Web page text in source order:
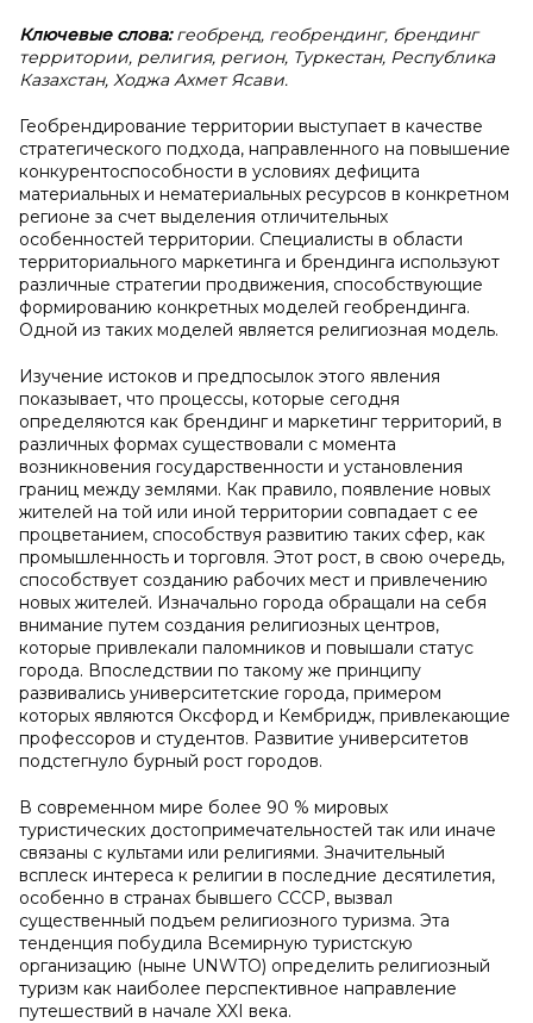
Ключевые слова:геобренд, геобрендинг, брендинг
территории, религия, регион, Туркестан, Республика
Казахстан, Ходжа Ахмет Ясави.
Геобрендирование территории выступает в качестве
стратегического подхода, направленного на повышение
конкурентоспособности в условиях дефицита
материальных и нематериальных ресурсов в конкретном
регионе за счет выделения отличительных
особенностей территории. Специалисты в области
территориального маркетинга и брендинга используют
различные стратегии продвижения, способствующие
формированию конкретных моделей геобрендинга.
Одной из таких моделей является религиозная модель.
Изучение истоков и предпосылок этого явления
показывает, что процессы, которые сегодня
определяются как брендинг и маркетинг территорий, в
различных формах существовали с момента
возникновения государственности и установления
границ между землями. Как правило, появление новых
жителей на той или иной территории совпадает с ее
процветанием, способствуя развитию таких сфер, как
промышленность и торговля. Этот рост, в свою очередь,
способствует созданию рабочих мест и привлечению
новых жителей. Изначально города обращали на себя
внимание путем создания религиозных центров,
которые привлекали паломников и повышали статус
города. Впоследствии по такому же принципу
развивались университетские города, примером
которых являются Оксфорд и Кембридж, привлекающие
профессоров и студентов. Развитие университетов
подстегнуло бурный рост городов.
В современном мире более 90 % мировых
туристических достопримечательностей так или иначе
связаны с культами или религиями. Значительный
всплеск интереса к религии в последние десятилетия,
особенно в странах бывшего СССР, вызвал
существенный подъем религиозного туризма. Эта
тенденция побудила Всемирную туристскую
организацию (ныне UNWTO) определить религиозный
туризм как наиболее перспективное направление
путешествий в начале XXI века.